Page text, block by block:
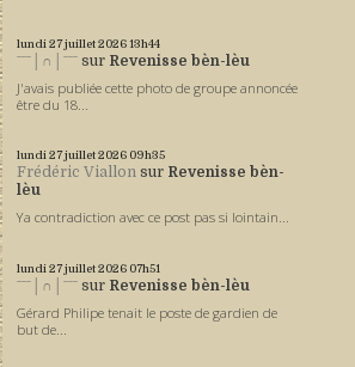
lundi 27juillet 202613h44
ˉˉˉ│∩│ˉˉˉ sur Revenisse bèn-lèu
J'avais publiée cette photo de groupe annoncée
être du 18...
lundi 27juillet 2026 09h35
Frédéric Viallon sur Revenisse bèn-
lèu
Ya contradiction avec ce post pas si lointain...
lundi 27juillet 2026 07h51
ˉˉˉ│∩│ˉˉˉ sur Revenisse bèn-lèu
Gérard Philipe tenait le poste de gardien de
but de...